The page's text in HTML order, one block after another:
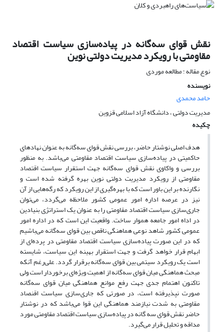
نقش قوای سه‌گانه در پیاده‌سازی سیاست اقتصاد
مقاومتی با رویکرد مدیریت دولتی نوین
نوع مقاله : مطالعه موردی
نویسنده
حامد محمدی
مدیریت دولتی ، دانشگاه آزاد اسلامی قزوین
چکیده
هدف اصلی نوشتار حاضر، بررسی نقش قوای سه‌گانه به عنوان نهادهای
حاکمیتی در پیاده‌سازی سیاست اقتصاد مقاومتی می‌باشد. به منظور
بررسی و واکاوی نقش قوای سه‌گانه جهت استقرار سیاست اقتصاد
مقاومتی از رویکرد مدیریت دولتی نوین بهره گرفته شده است و
نگارنده بر این باور است که با بهره‌گیری از این رویکرد که رگه‌هایی از آن
نیز در عرصه اداره امور عمومی کشور ملاحظه می‌گردد، می‌توان
جاری‌سازی سیاست اقتصاد مقاومتی را به عنوان یک استراتژی بنیادین
در اداه امور جامعه هموار ساخت. واقعیت این است که در اداره امور
عمومی کشور شاهد نوعی هماهنگی ناقص بین قوای سه‌گانه می‌باشیم
که در این صورت پیاده‌سازی سیاست اقتصاد مقاومتی در پرده‌ای از
ابهام قرار خواهد گرفت و جهت استقرار بهینه این سیاست، شایسته
است یک رویکرد سیتمی بین قوای سه‌گانه برقرار گردد. علی‌رغم آنکه
مبحث هماهنگی میان قوای سه‌گانه از اهمیت ویژه‌ای برخوردار است ولی
تاکنون اهتمام جدی جهت رفع موانع هماهنگی میان قوای سه‌گانه
صورت نپذیرفته است، در صورتی که جاری‌سازی سیاست اقنصاد
مقاومتی به شدت نیازمند هماهنگی این قوا می‌باشد که در نوشتار
حاضر نقش قوای سه گانه در پیاده‌سازی سیاست اقتصاد مقاومتی مورد
مداقه و تحلیل قرار می‌گیرد.